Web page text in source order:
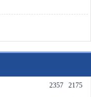
2175
2357